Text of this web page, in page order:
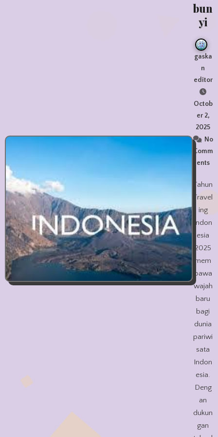
bun
yi
gaska
n
editor
Octob
er 2,
2025
No
Comm
ents
Tahun
Travel
ing
Indon
esia
2025
mem
bawa
wajah
baru
bagi
dunia
pariwi
sata
Indon
esia.
Deng
an
dukun
gan